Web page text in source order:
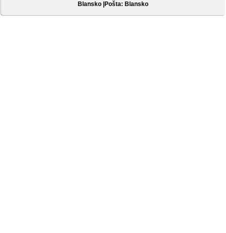
Blansko |Pošta: Blansko